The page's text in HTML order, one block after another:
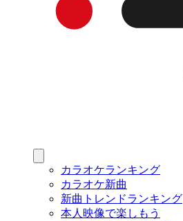
カラオケランキング
カラオケ新曲
新曲トレンドランキング
本人映像で楽しもう